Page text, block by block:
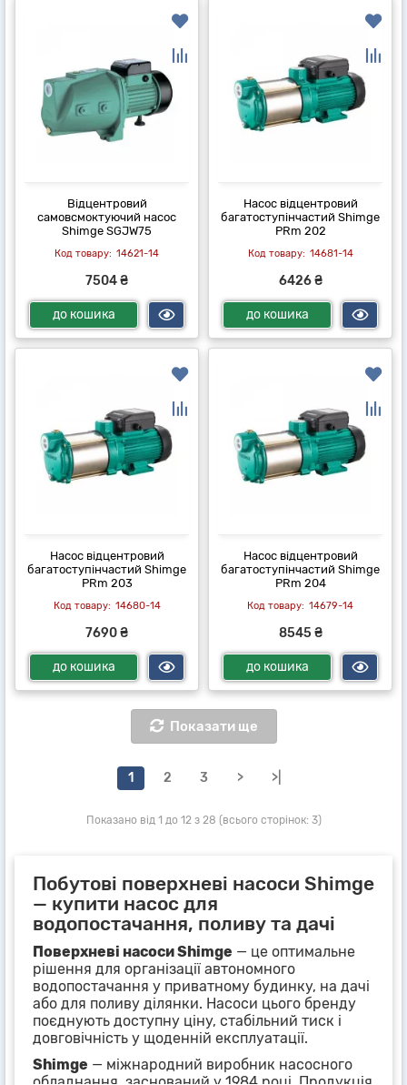
Відцентровий
самовсмоктуючий насос
Shimge SGJW75
14621-14
7504 ₴
до кошика
Насос відцентровий
багатоступінчастий Shimge
PRm 202
14681-14
6426 ₴
до кошика
Насос відцентровий
багатоступінчастий Shimge
PRm 203
14680-14
7690 ₴
до кошика
Насос відцентровий
багатоступінчастий Shimge
PRm 204
14679-14
8545 ₴
до кошика
Показати ще
1 2 3 > >|
Показано від 1 до 12 з 28 (всього сторінок: 3)
Побутові поверхневі насоси Shimge
— купити насос для
водопостачання, поливу та дачі
Поверхневі насоси Shimge — це оптимальне
рішення для організації автономного
водопостачання у приватному будинку, на дачі
або для поливу ділянки. Насоси цього бренду
поєднують доступну ціну, стабільний тиск і
довговічність у щоденній експлуатації.
Shimge — міжнародний виробник насосного